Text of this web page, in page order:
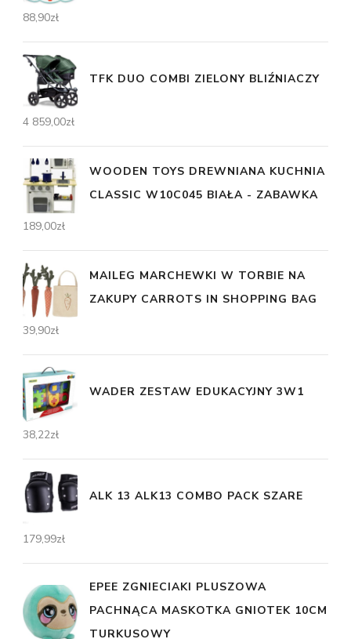
88,90zł
TFK DUO COMBI ZIELONY BLIŹNIACZY
4 859,00zł
WOODEN TOYS DREWNIANA KUCHNIA
CLASSIC W10C045 BIAŁA - ZABAWKA
189,00zł
MAILEG MARCHEWKI W TORBIE NA
ZAKUPY CARROTS IN SHOPPING BAG
39,90zł
WADER ZESTAW EDUKACYJNY 3W1
38,22zł
ALK 13 ALK13 COMBO PACK SZARE
179,99zł
EPEE ZGNIECIAKI PLUSZOWA
PACHNĄCA MASKOTKA GNIOTEK 10CM
TURKUSOWY